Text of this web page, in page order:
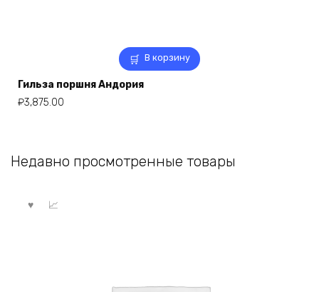
В корзину
Гильза поршня Андория
₽3,875.00
Недавно просмотренные товары